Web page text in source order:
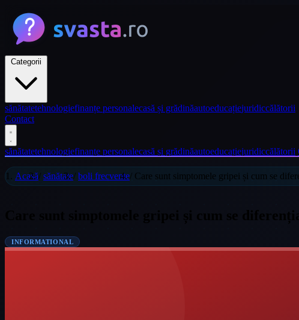
sănătatetehnologiefinanțe personalecasă și grădinăautoeducațiejuridiccălătorii
Contact
sănătatetehnologiefinanțe personalecasă și grădinăautoeducațiejuridiccălătorii
Acasă/ sănătate/ boli frecvente/ Care sunt simptomele gripei și cum se
Care sunt simptomele gripei și cum se
INFORMATIONAL